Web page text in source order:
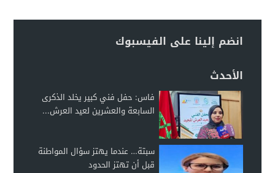
انضم إلينا على الفيسبوك
الأحدث
فاس: حفل فني كبير يخلد الذكرى
السابعة والعشرين لعيد العرش...
سبتة… عندما يهتز سؤال المواطنة
قبل أن تهتز الحدود